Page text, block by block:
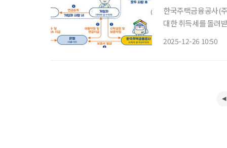
한국주택금융공사(
대한 취득세를 돌려
2025-12-26 10:50